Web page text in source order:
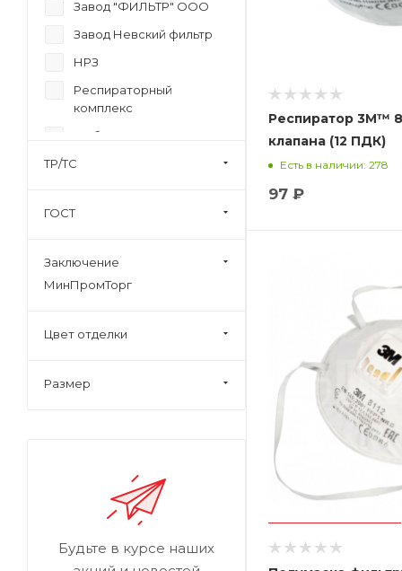
Респиратор 3М™
клапана (12 ПДК)
Есть в наличии: 278
97 ₽
Завод "ФИЛЬТР" ООО
Завод Невский фильтр
НРЗ
Респираторный
комплекс
Фабрика Вега Спец
ТР/ТС
ГОСТ
Заключение
МинПромТорг
Цвет отделки
Размер
Будьте в курсе наших